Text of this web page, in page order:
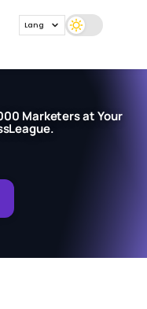
Lang
Marketers at Your